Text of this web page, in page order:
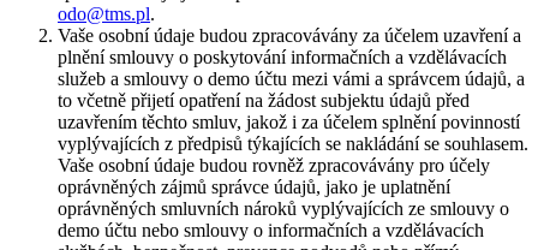
odo@tms.pl.
Vaše osobní údaje budou zpracovávány za účelem uzavření a
plnění smlouvy o poskytování informačních a vzdělávacích
služeb a smlouvy o demo účtu mezi vámi a správcem údajů, a
to včetně přijetí opatření na žádost subjektu údajů před
uzavřením těchto smluv, jakož i za účelem splnění povinností
vyplývajících z předpisů týkajících se nakládání se souhlasem.
Vaše osobní údaje budou rovněž zpracovávány pro účely
oprávněných zájmů správce údajů, jako je uplatnění
oprávněných smluvních nároků vyplývajících ze smlouvy o
demo účtu nebo smlouvy o informačních a vzdělávacích